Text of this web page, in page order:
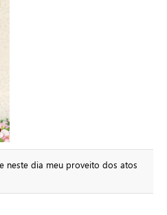
neste dia meu proveito dos atos